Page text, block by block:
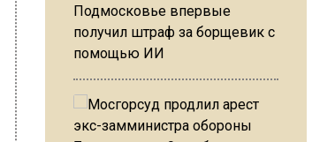
Подмосковье впервые
получил штраф за борщевик с
помощью ИИ